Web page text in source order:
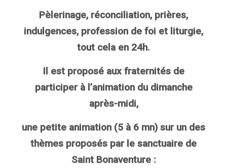
Pèlerinage, réconciliation, prières,
indulgences, profession de foi et liturgie,
tout cela en 24h.
Il est proposé aux fraternités de
participer à l’animation du dimanche
après-midi,
une petite animation (5 à 6 mn) sur un des
thèmes proposés par le sanctuaire de
Saint Bonaventure :